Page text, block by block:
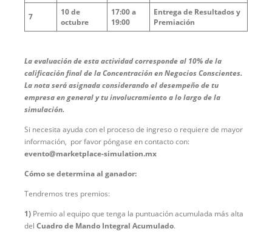
7
10 de
octubre
17:00 a
19:00
Entrega de Resultados y
Premiación
La evaluación de esta actividad corresponde al 10% de la
calificación final de la Concentración en Negocios Conscientes.
La nota será asignada considerando el desempeño de tu
empresa en general y tu involucramiento a lo largo de la
simulación.
Si necesita ayuda con el proceso de ingreso o requiere de mayor
información, por favor póngase en contacto con:
evento@marketplace-simulation.mx
Cómo se determina al ganador:
Tendremos tres premios:
1) Premio al equipo que tenga la puntuación acumulada más alta
del Cuadro de Mando Integral Acumulado.